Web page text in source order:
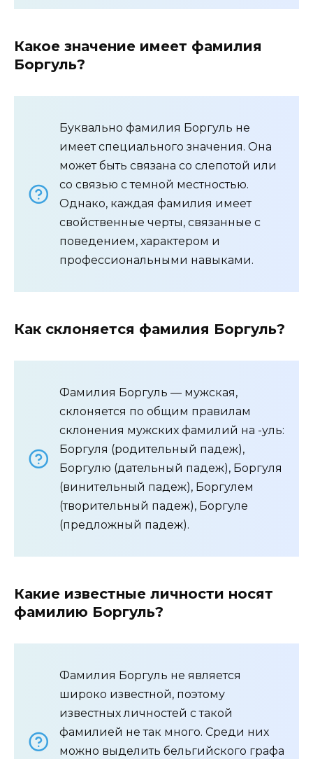
Какое значение имеет фамилия
Боргуль?
Буквально фамилия Боргуль не
имеет специального значения. Она
может быть связана со слепотой или
со связью с темной местностью.
Однако, каждая фамилия имеет
свойственные черты, связанные с
поведением, характером и
профессиональными навыками.
Как склоняется фамилия Боргуль?
Фамилия Боргуль — мужская,
склоняется по общим правилам
склонения мужских фамилий на -уль:
Боргуля (родительный падеж),
Боргулю (дательный падеж), Боргуля
(винительный падеж), Боргулем
(творительный падеж), Боргуле
(предложный падеж).
Какие известные личности носят
фамилию Боргуль?
Фамилия Боргуль не является
широко известной, поэтому
известных личностей с такой
фамилией не так много. Среди них
можно выделить бельгийского графа